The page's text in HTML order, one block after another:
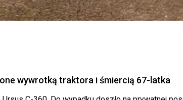
wywrotką traktora i śmiercią 67-latka